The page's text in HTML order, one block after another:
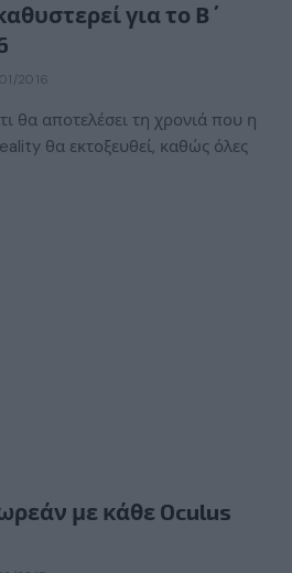
για το Β΄
2016
θα αποτελέσει τη χρονιά που η
θα εκτοξευθεί, καθώς όλες
με κάθε Oculus